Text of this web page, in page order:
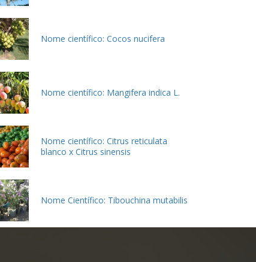
Nome científico: Cocos nucifera
Nome científico: Mangifera indica L.
Nome científico: Citrus reticulata
blanco x Citrus sinensis
Nome Científico: Tibouchina mutabilis